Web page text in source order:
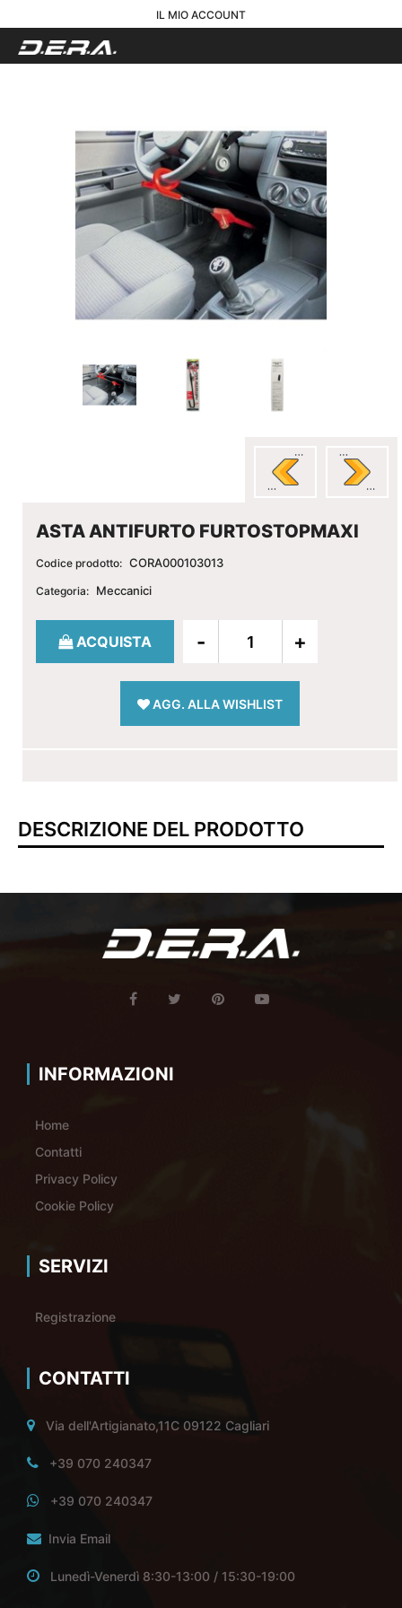
IL MIO ACCOUNT
ASTA ANTIFURTO FURTOSTOPMAXI
Codice prodotto: CORA000103013
Categoria: Meccanici
Quantità
ACQUISTA
AGG. ALLA WISHLIST
DESCRIZIONE DEL PRODOTTO
INFORMAZIONI
Home
Contatti
Privacy Policy
Cookie Policy
SERVIZI
Registrazione
CONTATTI
Via dell'Artigianato,11C 09122 Cagliari
+39 070 240347
+39 070 240347
Invia Email
Lunedì-Venerdì 8:30-13:00 / 15:30-19:00